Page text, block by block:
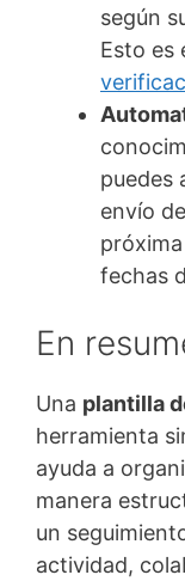
según
Esto es
puedes
envío
fechas
En
Una plantilla
herramienta
ayuda a
manera
un
actividad,